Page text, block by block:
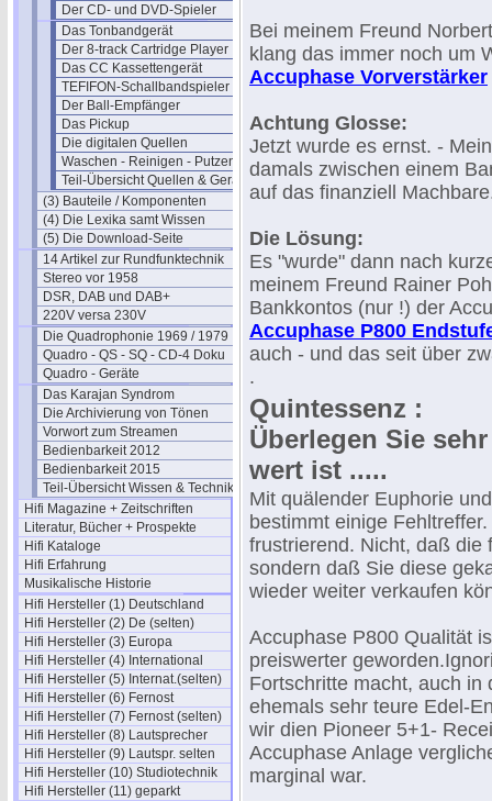
Der CD- und DVD-Spieler
Das Tonbandgerät
Der 8-track Cartridge Player
Das CC Kassettengerät
TEFIFON-Schallbandspieler (1950)
Der Ball-Empfänger
Das Pickup
Die digitalen Quellen
Waschen - Reinigen - Putzen
Teil-Übersicht Quellen & Geräte
(3) Bauteile / Komponenten
(4) Die Lexika samt Wissen
(5) Die Download-Seite
14 Artikel zur Rundfunktechnik
Stereo vor 1958
DSR, DAB und DAB+
220V versa 230V
Die Quadrophonie 1969 / 1979
Quadro - QS - SQ - CD-4 Doku
Quadro - Geräte
Das Karajan Syndrom
Die Archivierung von Tönen
Vorwort zum Streamen
Bedienbarkeit 2012
Bedienbarkeit 2015
Teil-Übersicht Wissen & Technik
Hifi Magazine + Zeitschriften
Literatur, Bücher + Prospekte
Hifi Kataloge
Hifi Erfahrung
Musikalische Historie
Hifi Hersteller (1) Deutschland
Hifi Hersteller (2) De (selten)
Hifi Hersteller (3) Europa
Hifi Hersteller (4) International
Hifi Hersteller (5) Internat.(selten)
Hifi Hersteller (6) Fernost
Hifi Hersteller (7) Fernost (selten)
Hifi Hersteller (8) Lautsprecher
Hifi Hersteller (9) Lautspr. selten
Hifi Hersteller (10) Studiotechnik
Hifi Hersteller (11) geparkt
Bei meinem Freund
klang das immer noch um
Accuphase Vorverstärker
Achtung Glosse:
Jetzt wurde es ernst. -
damals zwischen einem
auf das finanziell
Die Lösung:
Es "wurde" dann nach
meinem Freund Rainer
Bankkontos (nur !) der
Accuphase P800
auch - und das seit über
.
Quintessenz :
Überlegen Sie
wert ist .....
Mit quälender Euphorie
bestimmt einige
frustrierend. Nicht, daß die
sondern daß Sie diese
wieder weiter verkaufen
Accuphase P800 Qualität
preiswerter
Fortschritte macht, auch in
ehemals sehr teure Edel-
wir dien Pioneer 5+1-
Accuphase Anlage
marginal war.